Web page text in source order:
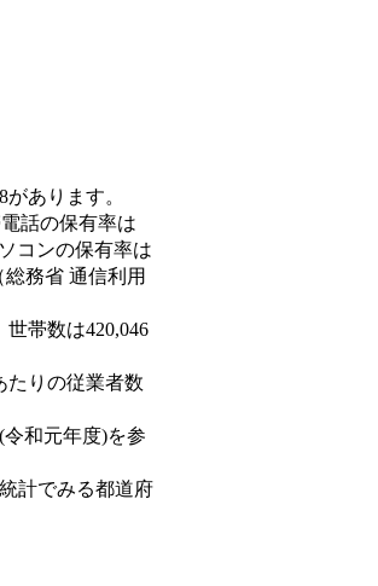
あります。
話の保有率は
コンの保有率は
務省 通信利用
世帯数は420,046
たりの従業者数
和元年度)を参
計でみる都道府